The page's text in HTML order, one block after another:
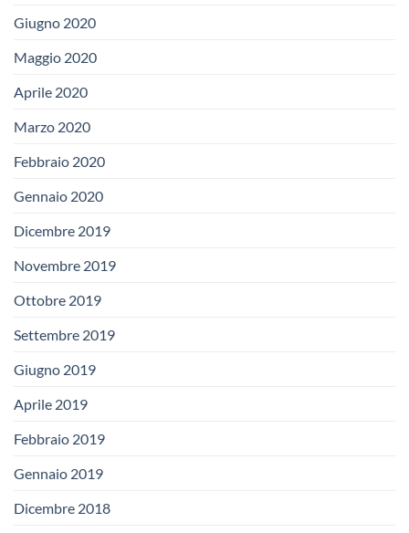
Giugno 2020
Maggio 2020
Aprile 2020
Marzo 2020
Febbraio 2020
Gennaio 2020
Dicembre 2019
Novembre 2019
Ottobre 2019
Settembre 2019
Giugno 2019
Aprile 2019
Febbraio 2019
Gennaio 2019
Dicembre 2018